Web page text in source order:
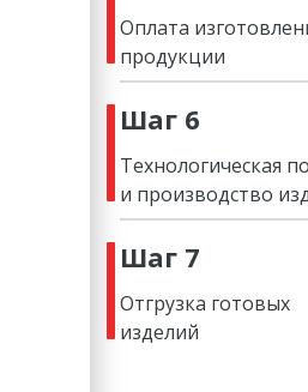
Оплата
продукции
Шаг 6
Технологическая
и производство
Шаг 7
Отгрузка готовых
изделий